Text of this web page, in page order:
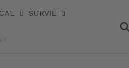
SURVIE
!